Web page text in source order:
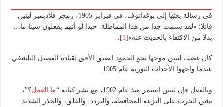
في رسالة بعثها إلى بوغدانوف، في فبراير 1905، زمجر فلاديمير لينين
قائلا: «لقد سئمت جدا من هذا المماطلة. حبذا لو أنهم يفعلون شيئا ما…
بدلا من الاكتفاء بالحديث عنه»[1]
كان غضب لينين موجها نحو الجمود الضيق الأفق لقيادة الفصيل البلشفي
عندما واجهوا الأحداث الثورية عام 1905.
وبالفعل فإن لينين استمر منذ عام 1902، مع نشر كتابه “ ما العمل؟”،
يشن الحرب على النزعة المحافظة، والتردد، والقلق، والحذر الشديد